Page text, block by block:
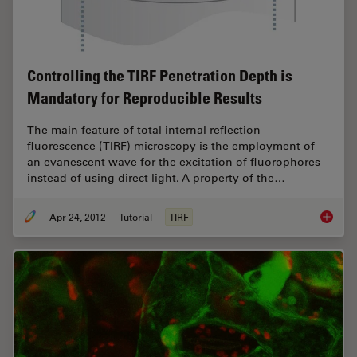
Controlling the TIRF Penetration Depth is
Mandatory for Reproducible Results
The main feature of total internal reflection
fluorescence (TIRF) microscopy is the employment of
an evanescent wave for the excitation of fluorophores
instead of using direct light. A property of the…
Apr 24, 2012 Tutorial TIRF